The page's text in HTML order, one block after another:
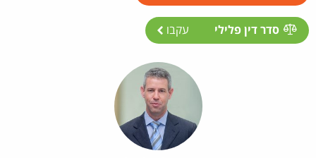
סדר דין פלילי עקבו